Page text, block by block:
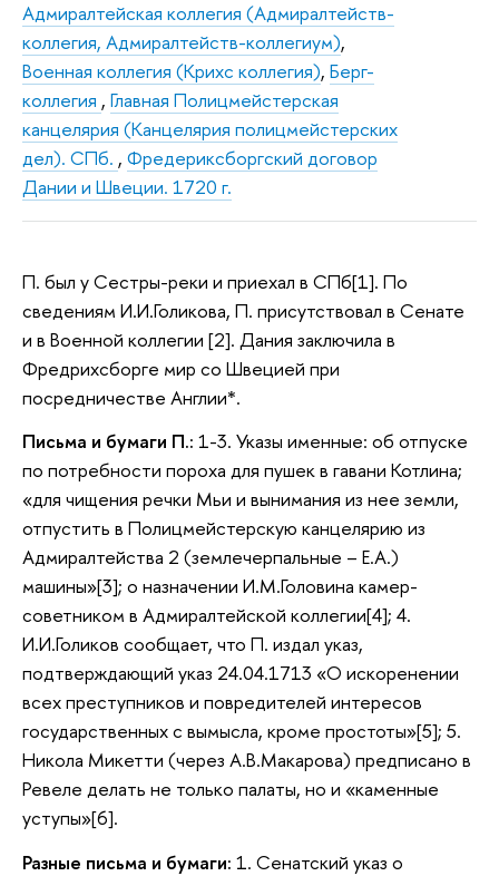
Адмиралтейская коллегия (Адмиралтейств-
коллегия, Адмиралтейств-коллегиум),
Военная коллегия (Крихс коллегия), Берг-
коллегия , Главная Полицмейстерская
канцелярия (Канцелярия полицмейстерских
дел). СПб. , Фредериксборгский договор
Дании и Швеции. 1720 г.
П. был у Сестры-реки и приехал в СПб[1]. По
сведениям И.И.Голикова, П. присутствовал в Сенате
и в Военной коллегии [2]. Дания заключила в
Фредрихсборге мир со Швецией при
посредничестве Англии*.
Письма и бумаги П.: 1-3. Указы именные: об отпуске
по потребности пороха для пушек в гавани Котлина;
«для чищения речки Мьи и вынимания из нее земли,
отпустить в Полицмейстерскую канцелярию из
Адмиралтейства 2 (землечерпальные – Е.А.)
машины»[3]; о назначении И.М.Головина камер-
советником в Адмиралтейской коллегии[4]; 4.
И.И.Голиков сообщает, что П. издал указ,
подтверждающий указ 24.04.1713 «О искоренении
всех преступников и повредителей интересов
государственных с вымысла, кроме простоты»[5]; 5.
Никола Микетти (через А.В.Макарова) предписано в
Ревеле делать не только палаты, но и «каменные
уступы»[6].
Разные письма и бумаги: 1. Сенатский указ о